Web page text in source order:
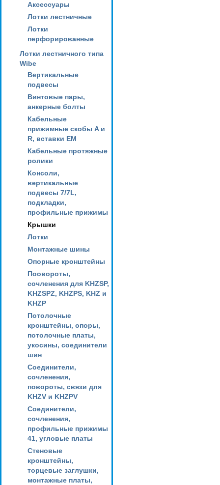
Аксессуары
Лотки лестничные
Лотки
перфорированные
Лотки лестничного типа
Wibe
Вертикальные
подвесы
Винтовые пары,
анкерные болты
Кабельные
прижимные скобы A и
R, вставки EM
Кабельные протяжные
ролики
Консоли,
вертикальные
подвесы 7/7L,
подкладки,
профильные прижимы
Крышки
Лотки
Монтажные шины
Опорные кронштейны
Поовороты,
сочленения для KHZSP,
KHZSPZ, KHZPS, KHZ и
KHZP
Потолочные
кронштейны, опоры,
потолочные платы,
укосины, соединители
шин
Соединители,
сочленения,
повороты, связи для
KHZV и KHZPV
Соединители,
сочленения,
профильные прижимы
41, угловые платы
Стеновые
кронштейны,
торцевые заглушки,
монтажные платы,